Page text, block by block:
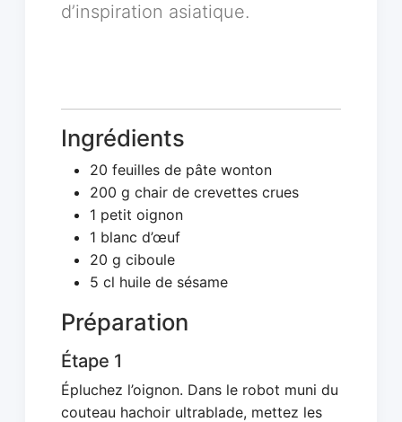
d’inspiration asiatique.
Ingrédients
20 feuilles de pâte wonton
200 g chair de crevettes crues
1 petit oignon
1 blanc d’œuf
20 g ciboule
5 cl huile de sésame
Préparation
Étape 1
Épluchez l’oignon. Dans le robot muni du
couteau hachoir ultrablade, mettez les